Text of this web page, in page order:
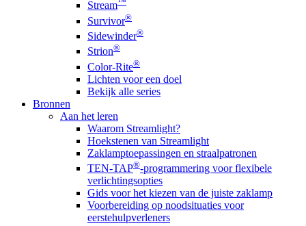
Stream
Survivor®
Sidewinder®
Strion®
Color-Rite®
Lichten voor een doel
Bekijk alle series
Bronnen
Aan het leren
Waarom Streamlight?
Hoekstenen van Streamlight
Zaklamptoepassingen en straalpatronen
TEN-TAP®-programmering voor flexibele
verlichtingsopties
Gids voor het kiezen van de juiste zaklamp
Voorbereiding op noodsituaties voor
eerstehulpverleners